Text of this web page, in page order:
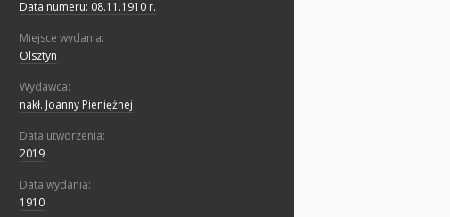
Data numeru: 08.11.1910 r.
Miejsce wydania:
Olsztyn
Wydawca:
nakł. Joanny Pieniężnej
Data utworzenia:
2019
Data wydania:
1910